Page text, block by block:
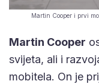
Martin Cooper i prvi
Martin Cooper
svijeta, ali i
mobitela. On je